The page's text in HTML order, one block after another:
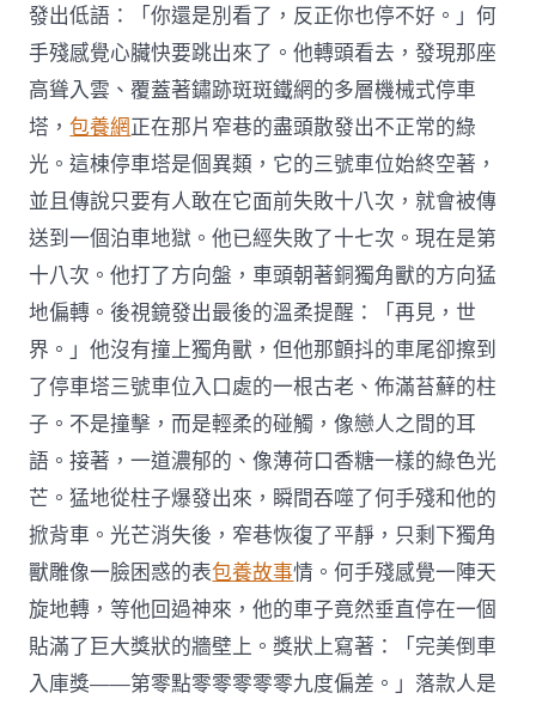
發出低語：「你還是別看了，反正你也停不好。」何
手殘感覺心臟快要跳出來了。他轉頭看去，發現那座
高聳入雲、覆蓋著鏽跡斑斑鐵網的多層機械式停車
塔，包養網正在那片窄巷的盡頭散發出不正常的綠
光。這棟停車塔是個異類，它的三號車位始終空著，
並且傳說只要有人敢在它面前失敗十八次，就會被傳
送到一個泊車地獄。他已經失敗了十七次。現在是第
十八次。他打了方向盤，車頭朝著銅獨角獸的方向猛
地偏轉。後視鏡發出最後的溫柔提醒：「再見，世
界。」他沒有撞上獨角獸，但他那顫抖的車尾卻擦到
了停車塔三號車位入口處的一根古老、佈滿苔蘚的柱
子。不是撞擊，而是輕柔的碰觸，像戀人之間的耳
語。接著，一道濃郁的、像薄荷口香糖一樣的綠色光
芒。猛地從柱子爆發出來，瞬間吞噬了何手殘和他的
掀背車。光芒消失後，窄巷恢復了平靜，只剩下獨角
獸雕像一臉困惑的表包養故事情。何手殘感覺一陣天
旋地轉，等他回過神來，他的車子竟然垂直停在一個
貼滿了巨大獎狀的牆壁上。獎狀上寫著：「完美倒車
入庫獎——第零點零零零零零九度偏差。」落款人是